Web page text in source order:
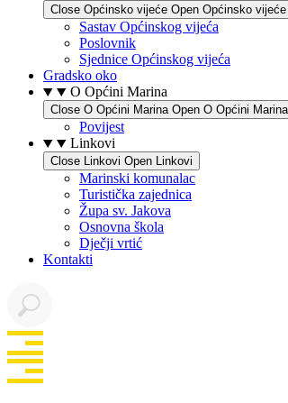
Close Općinsko vijeće Open Općinsko vijeće
Sastav Općinskog vijeća
Poslovnik
Sjednice Općinskog vijeća
Gradsko oko
O Općini Marina
Close O Općini Marina Open O Općini Marina
Povijest
Linkovi
Close Linkovi Open Linkovi
Marinski komunalac
Turistička zajednica
Župa sv. Jakova
Osnovna škola
Dječji vrtić
Kontakti